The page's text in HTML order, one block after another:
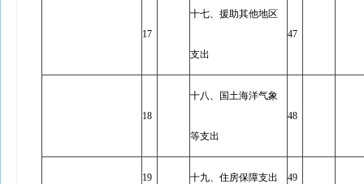
17
十七、援助其他地区
支出
47
18
十八、国土海洋气象
等支出
48
19 十九、住房保障支出 49